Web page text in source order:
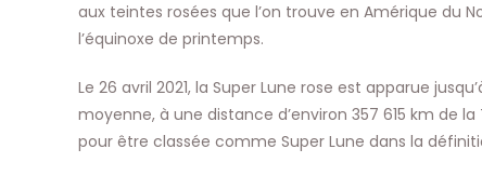
aux teintes rosées que l’on trouve en Amérique du
l’équinoxe de printemps.
Le 26 avril 2021, la Super Lune rose est apparue
moyenne, à une distance d’environ 357 615 km de
pour être classée comme Super Lune dans la